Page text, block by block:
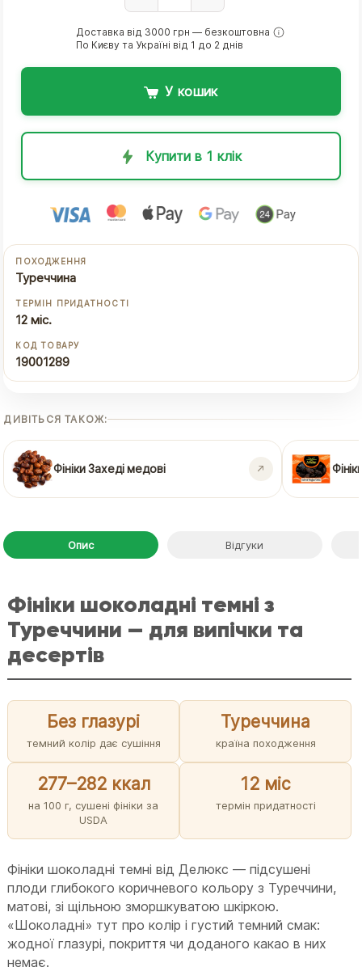
Доставка від 3000 грн — безкоштовна
По Києву та Україні від 1 до 2 днів
У кошик
Купити в 1 клік
ПОХОДЖЕННЯ
Туреччина
ТЕРМІН ПРИДАТНОСТІ
12 міс.
КОД ТОВАРУ
19001289
ДИВІТЬСЯ ТАКОЖ:
Фініки Захеді медові
Опис Відгуки
Фініки шоколадні темні з
Туреччини — для випічки та
десертів
Без глазурі
темний колір дає сушіння
Туреччина
країна походження
277–282 ккал
на 100 г, сушені фініки за
USDA
12 міс
термін придатності
Фініки шоколадні темні від Делюкс — підсушені
плоди глибокого коричневого кольору з Туреччини,
матові, зі щільною зморшкуватою шкіркою.
«Шоколадні» тут про колір і густий темний смак:
жодної глазурі, покриття чи доданого какао в них
немає.